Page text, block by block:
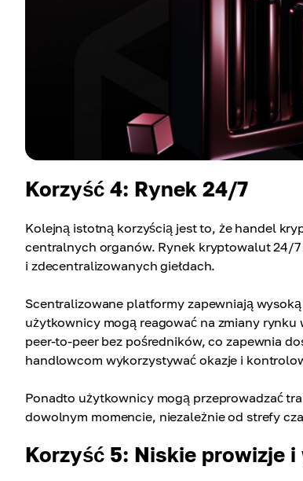
Korzyść 4: Rynek 24/7
Kolejną istotną korzyścią jest to, że handel
centralnych organów. Rynek kryptowalut 24/
i zdecentralizowanych giełdach.
Scentralizowane platformy zapewniają
użytkownicy mogą reagować na zmiany
peer-to-peer bez pośredników, co zapewnia
handlowcom wykorzystywać okazje i
Ponadto użytkownicy mogą przeprowadzać
dowolnym momencie, niezależnie od strefy
Korzyść 5: Niskie prowizje